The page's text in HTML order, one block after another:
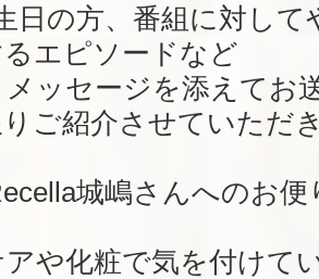
日の方、番組に対して
エピソードなど
ッセージを添えてお
ご紹介させていただ
城嶋さんへのお便
アや化粧で気を付けて